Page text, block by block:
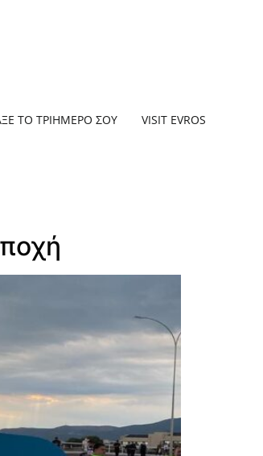
ΤΟ ΤΡΙΗΜΕΡΟ ΣΟΥ VISIT EVROS